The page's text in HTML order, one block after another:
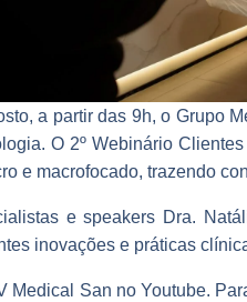
a partir das 9h, o Grupo
O 2º Webinário
e macrofocado, trazendo
e speakers Dra.
inovações e práticas
San no Youtube.